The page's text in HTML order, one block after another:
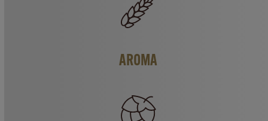
AROMA